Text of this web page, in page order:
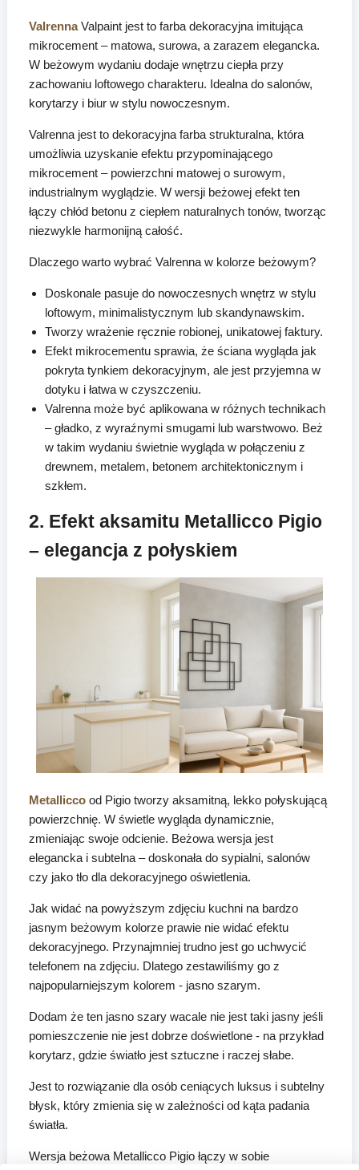
ValrennaValpaint jest to farba dekoracyjna imitująca
mikrocement – matowa, surowa, a zarazem elegancka.
W beżowym wydaniu dodaje wnętrzu ciepła przy
zachowaniu loftowego charakteru. Idealna do salonów,
korytarzy i biur w stylu nowoczesnym.
Valrenna jest to dekoracyjna farba strukturalna, która
umożliwia uzyskanie efektu przypominającego
mikrocement – powierzchni matowej o surowym,
industrialnym wyglądzie. W wersji beżowej efekt ten
łączy chłód betonu z ciepłem naturalnych tonów, tworząc
niezwykle harmonijną całość.
Dlaczego warto wybrać Valrenna w kolorze beżowym?
Doskonale pasuje do nowoczesnych wnętrz w stylu
loftowym, minimalistycznym lub skandynawskim.
Tworzy wrażenie ręcznie robionej, unikatowej faktury.
Efekt mikrocementu sprawia, że ściana wygląda jak
pokryta tynkiem dekoracyjnym, ale jest przyjemna w
dotyku i łatwa w czyszczeniu.
Valrenna może być aplikowana w różnych technikach
– gładko, z wyraźnymi smugami lub warstwowo. Beż
w takim wydaniu świetnie wygląda w połączeniu z
drewnem, metalem, betonem architektonicznym i
szkłem.
2. Efekt aksamitu Metallicco Pigio
– elegancja z połyskiem
Metallicco od Pigio tworzy aksamitną, lekko połyskującą
powierzchnię. W świetle wygląda dynamicznie,
zmieniając swoje odcienie. Beżowa wersja jest
elegancka i subtelna – doskonała do sypialni, salonów
czy jako tło dla dekoracyjnego oświetlenia.
Jak widać na powyższym zdjęciu kuchni na bardzo
jasnym beżowym kolorze prawie nie widać efektu
dekoracyjnego. Przynajmniej trudno jest go uchwycić
telefonem na zdjęciu. Dlatego zestawiliśmy go z
najpopularniejszym kolorem - jasno szarym.
Dodam że ten jasno szary wacale nie jest taki jasny jeśli
pomieszczenie nie jest dobrze doświetlone - na przykład
korytarz, gdzie światło jest sztuczne i raczej słabe.
Jest to rozwiązanie dla osób ceniących luksus i subtelny
błysk, który zmienia się w zależności od kąta padania
światła.
Wersja beżowa Metallicco Pigio łączy w sobie